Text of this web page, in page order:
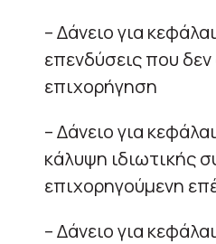
– Δάνειο για
επενδύσεις που
επιχορήγηση
– Δάνειο για
κάλυψη ιδιωτικής
επιχορηγούμενη
– Δάνειο για